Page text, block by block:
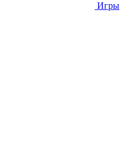
Игры